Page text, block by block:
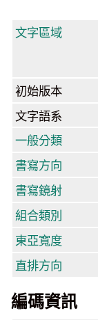
文字區域
初始版本
文字語系
一般分類
書寫方向
書寫鏡射
組合類別
東亞寬度
直排方向
編碼資訊